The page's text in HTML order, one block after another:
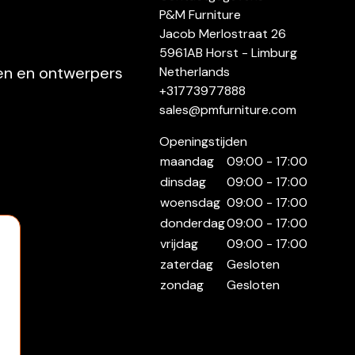
en ontwerpers
P&M Furniture
Jacob Merlostraat 26
5961AB Horst - Limburg
Netherlands
+31773977888
sales@pmfurniture.com
Openingstijden
maandag
09:00 - 17:00
dinsdag
09:00 - 17:00
woensdag 09:00 - 17:00
donderdag09:00 - 17:00
vrijdag
09:00 - 17:00
zaterdag
Gesloten
zondag
Gesloten